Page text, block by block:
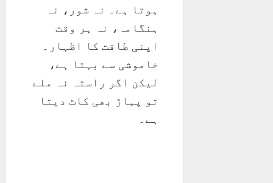
ہوتا ہے۔ نہ شور، نہ
ہنگامہ، نہ ہر وقت
اپنی طاقت کا اظہار۔
خاموشی سے بہتا ہے،
لیکن اگر راستہ نہ ملے
تو پہاڑ بھی کاٹ دیتا
ہے۔